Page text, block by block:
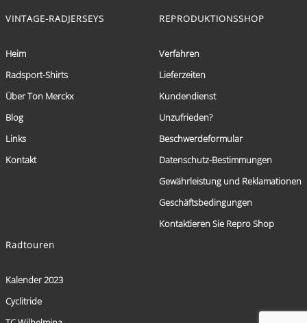
VINTAGE-RADJERSEYS
Heim
Radsport-Shirts
Über Ton Merckx
Blog
Links
Kontakt
REPRODUKTIONSSHOP
Verfahren
Lieferzeiten
Kundendienst
Unzufrieden?
Beschwerdeformular
Datenschutz-Bestimmungen
Gewährleistung und Reklamationen
Geschäftsbedingungen
Kontaktieren Sie Repro Shop
Radtouren
Kalender 2023
Cyclitride